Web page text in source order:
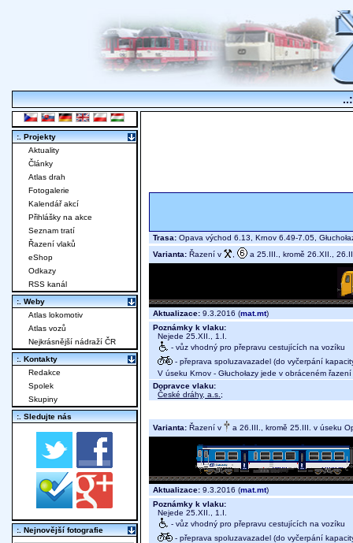
Trasa: Opava východ 6.13, Krnov 6.49-7.05,
Varianta: Řazení v a 25.III., kromě 26.XII.,
Aktualizace: 9.3.2016 (mat.mt)
Poznámky k vlaku:
Nejede 25.XII., 1.I.
- vůz vhodný pro přepravu cestujících na vozíku
- přeprava spoluzavazadel (do vyčerpání
V úseku Krnov - Głuchołazy jede v obráceném řazení
Dopravce vlaku:
České dráhy, a.s. ;
Varianta: Řazení v a 26.III., kromě 25.III. v úseku
Aktualizace: 9.3.2016 (mat.mt)
Poznámky k vlaku:
Nejede 25.XII., 1.I.
- vůz vhodný pro přepravu cestujících na vozíku
- přeprava spoluzavazadel (do vyčerpání
:. Projekty
Aktuality
Články
Atlas drah
Fotogalerie
Kalendář akcí
Přihlášky na akce
Seznam tratí
Řazení vlaků
eShop
Odkazy
RSS kanál
:. Weby
Atlas lokomotiv
Atlas vozů
Nejkrásnější nádraží ČR
:. Kontakty
Redakce
Spolek
Skupiny
:. Sledujte nás
:. Nejnovější fotografie